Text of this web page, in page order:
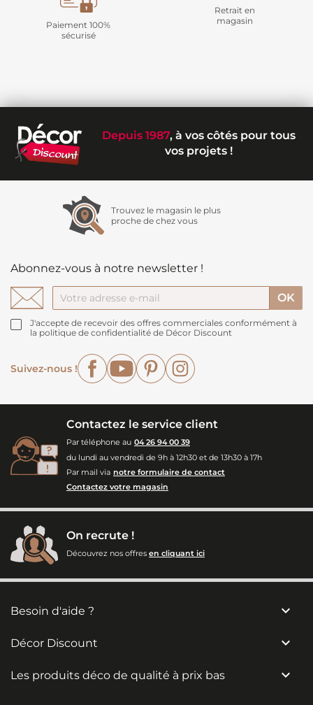
Paiement 100%
sécurisé
Retrait en
magasin
Depuis 1987, à vos côtés pour tous
vos projets !
Trouvez le magasin le plus
proche de chez vous
Abonnez-vous à notre newsletter !
J'accepte de recevoir des offres commerciales conformément à
la politique de confidentialité de Décor Discount
Suivez-nous !
FacebookYouTubePinterest
Contactez le service client
Par téléphone au 04 26 94 00 39
du lundi au vendredi de 9h à 12h30 et de 13h30 à 17h
Par mail via notre formulaire de contact
Contactez votre magasin
On recrute !
Découvrez nos offres en cliquant ici
Besoin d'aide ? 
Décor Discount 
Les produits déco de qualité à prix bas 